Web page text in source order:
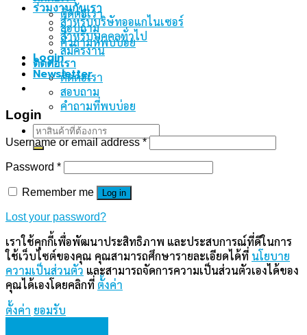
ร่วมงานกันเรา
สำหรับบริษัทออแกไนเซอร์
สำหรับบุคคลทั่วไป
สมัครงาน
ติดต่อเรา
ติดต่อเรา
สอบถาม
คำถามที่พบบ่อย
Search
for:
ติดต่อเรา
สอบถาม
คำถามที่พบบ่อย
Login
Newsletter
Login
Username or email address*
Password *
Remember me Log in
Lost your password?
เราใช้คุกกี้เพื่อพัฒนาประสิทธิภาพ และประสบการณ์ที่ดีในการ
ใช้เว็บไซต์ของคุณ คุณสามารถศึกษารายละเอียดได้ที่ นโยบาย
ความเป็นส่วนตัว และสามารถจัดการความเป็นส่วนตัวเองได้ของ
คุณได้เองโดยคลิกที่ ตั้งค่า
ตั้งค่า ยอมรับ